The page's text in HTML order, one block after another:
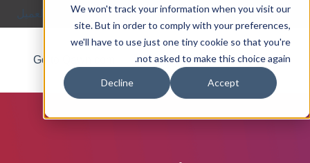
We won't track your information when you visit our
site. But in order to comply with your preferences,
we'll have to use just one tiny cookie so that you're
not asked to make this choice again.
Accept
Decline
العربية - مصرإظهار القائمة الفرعية للترجمات بوابة العميل
Blog
About
Go to Qawn.com